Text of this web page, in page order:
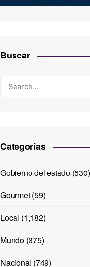
Buscar
Categorías
Gobierno del estado(530)
Gourmet(59)
Local (1,182)
Mundo(375)
Nacional (749)